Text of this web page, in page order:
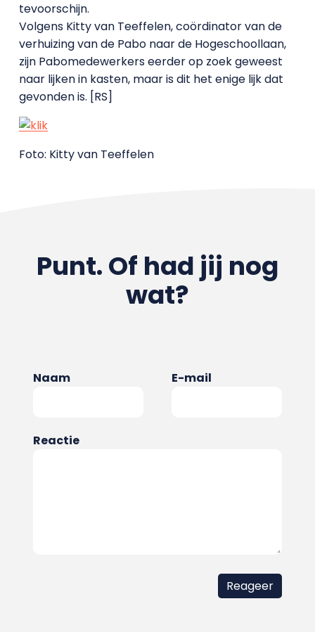
tevoorschijn.
Volgens Kitty van Teeffelen, coördinator van de
verhuizing van de Pabo naar de Hogeschoollaan,
zijn Pabomedewerkers eerder op zoek geweest
naar lijken in kasten, maar is dit het enige lijk dat
gevonden is. [RS]
Foto: Kitty van Teeffelen
Punt. Of had jij nog
wat?
Naam E-mail
Reactie